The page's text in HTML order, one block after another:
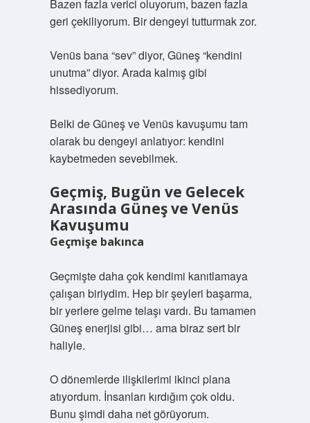
Bazen fazla verici oluyorum, bazen fazla
geri çekiliyorum. Bir dengeyi tutturmak zor.
Venüs bana “sev” diyor, Güneş “kendini
unutma” diyor. Arada kalmış gibi
hissediyorum.
Belki de Güneş ve Venüs kavuşumu tam
olarak bu dengeyi anlatıyor: kendini
kaybetmeden sevebilmek.
Geçmiş, Bugün ve Gelecek
Arasında Güneş ve Venüs
Kavuşumu
Geçmişe bakınca
Geçmişte daha çok kendimi kanıtlamaya
çalışan biriydim. Hep bir şeyleri başarma,
bir yerlere gelme telaşı vardı. Bu tamamen
Güneş enerjisi gibi… ama biraz sert bir
haliyle.
O dönemlerde ilişkilerimi ikinci plana
atıyordum. İnsanları kırdığım çok oldu.
Bunu şimdi daha net görüyorum.